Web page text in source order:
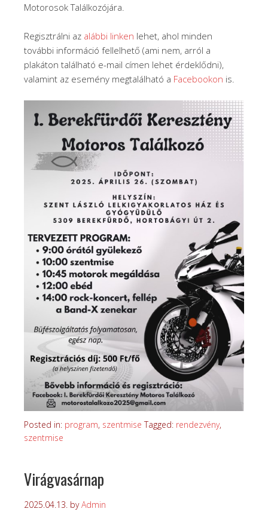
Motorosok Találkozójára.
Regisztrálni az alábbi linken lehet, ahol minden
további információ fellelhető (ami nem, arról a
plakáton található e-mail címen lehet érdeklődni),
valamint az esemény megtalálható a Facebookon is.
Posted in: program, szentmise Tagged: rendezvény,
szentmise
Virágvasárnap
2025.04.13. byAdmin